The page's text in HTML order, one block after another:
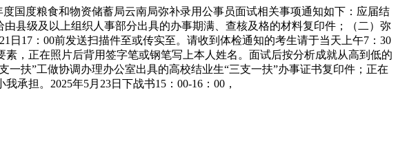
度粮食和物资储蓄局云南局弥补录用公事员面试相关事项通知如下：应届结
县级及以上组织人事部分出具的办事期满、查核及格的材料复印件；（二）弥
17：00前发送扫描件至或传实至。请收到体检通知的考生请于当天上午7：30
，正在照片后背用签字笔或钢笔写上本人姓名。面试后按分析成就从高到低的
扶”工做协调办理办公室出具的高校结业生“三支一扶”办事证书复印件；正在
承担。2025年5月23日下战书15：00-16：00，